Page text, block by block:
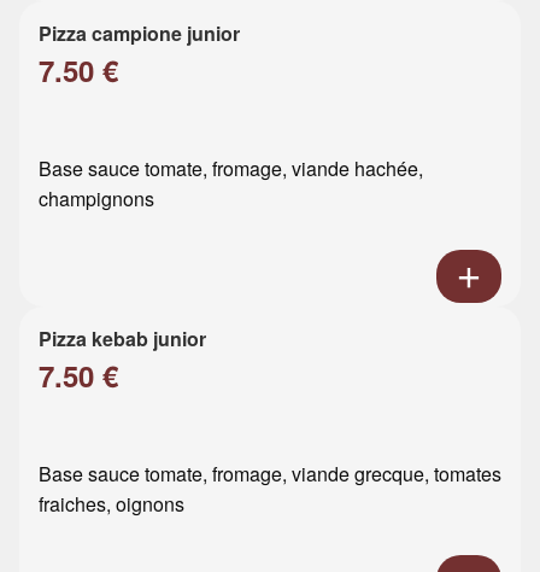
Pizza campione junior
7.50 €
Base sauce tomate, fromage, viande hachée,
champignons
Pizza kebab junior
7.50 €
Base sauce tomate, fromage, viande grecque, tomates
fraiches, oignons